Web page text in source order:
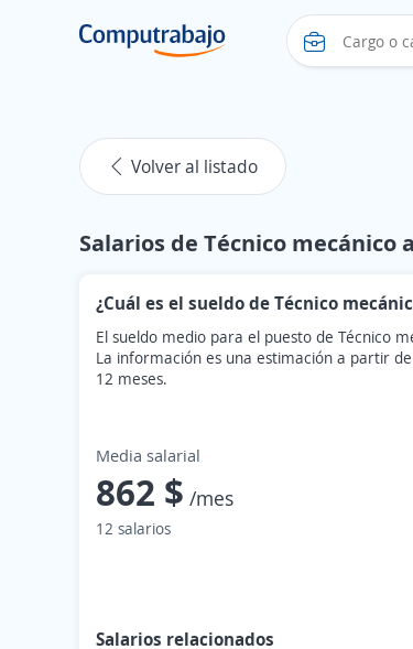
Volver al listado
Salarios de Técnico
¿Cuál es el sueldo de Técnico
El sueldo medio para el puesto de Técnico
La información es una estimación a partir
12 meses.
Media salarial
862 $ /mes
12 salarios
Salarios relacionados